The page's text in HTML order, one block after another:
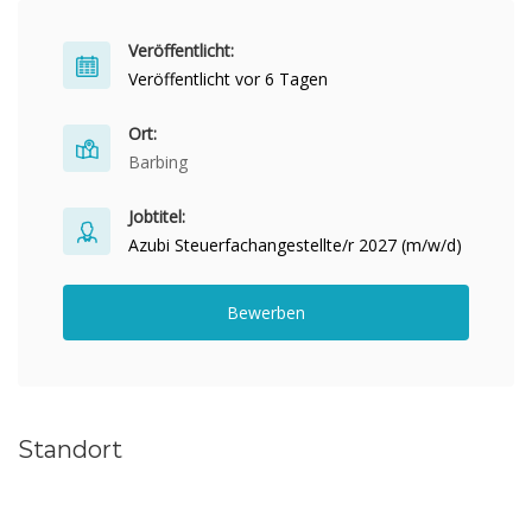
Veröffentlicht:
Veröffentlicht vor 6 Tagen
Ort:
Barbing
Jobtitel:
Azubi Steuerfachangestellte/r 2027 (m/w/d)
Bewerben
Standort